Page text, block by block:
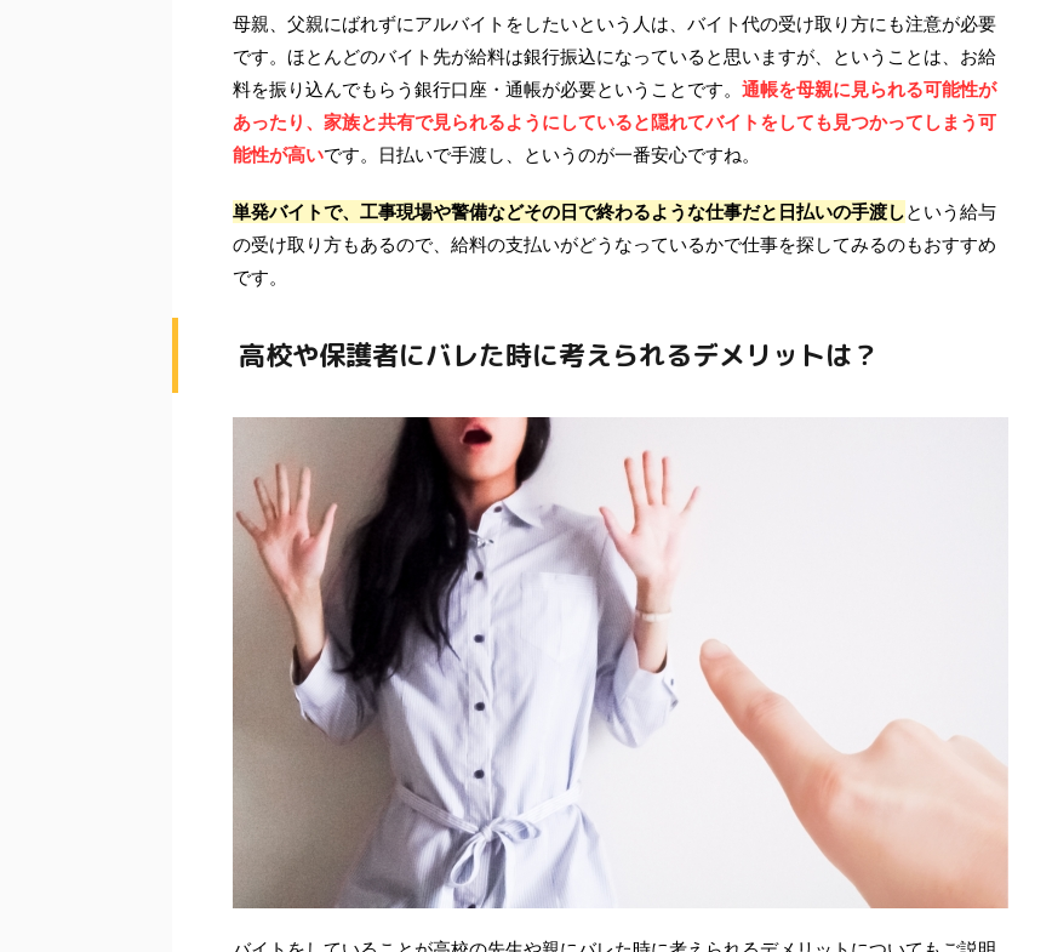
母親、父親にばれずにアルバイトをしたいという人は、バイト代の受け取り方にも注意が必要
です。ほとんどのバイト先が給料は銀行振込になっていると思いますが、ということは、お給
料を振り込んでもらう銀行口座・通帳が必要ということです。 通帳を母親に見られる可能性が
あったり、家族と共有で見られるようにしていると隠れてバイトをしても見つかってしまう可
能性が高いです。日払いで手渡し、というのが一番安心ですね。
単発バイトで、工事現場や警備などその日で終わるような仕事だと日払いの手渡しという給与
の受け取り方もあるので、給料の支払いがどうなっているかで仕事を探してみるのもおすすめ
です。
高校や保護者にバレた時に考えられるデメリットは？